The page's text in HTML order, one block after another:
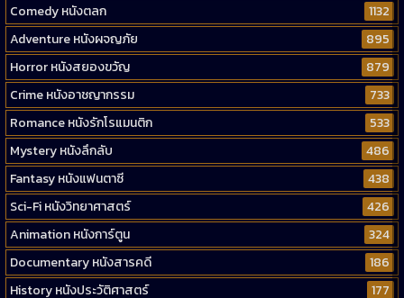
Comedy หนังตลก
1132
Adventure หนังผจญภัย
895
Horror หนังสยองขวัญ
879
Crime หนังอาชญากรรม
733
Romance หนังรักโรแมนติก
533
Mystery หนังลึกลับ
486
Fantasy หนังแฟนตาซี
438
Sci-Fi หนังวิทยาศาสตร์
426
Animation หนังการ์ตูน
324
Documentary หนังสารคดี
186
History หนังประวัติศาสตร์
177